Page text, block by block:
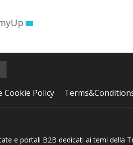
Cookie Policy
e portali B2B dedicati ai temi della